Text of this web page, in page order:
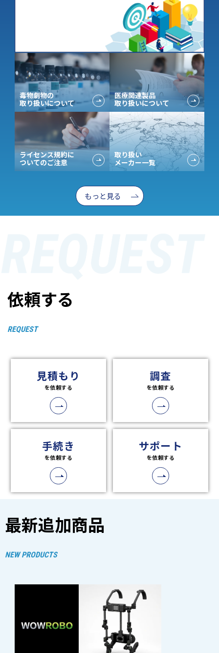
毒物劇物の
取り扱いについて
医療関連製品
取り扱いについて
ライセンス規約に
ついてのご注意
取り扱い
メーカー一覧
もっと見る
依頼する
REQUEST
最新追加商品
NEW PRODUCTS